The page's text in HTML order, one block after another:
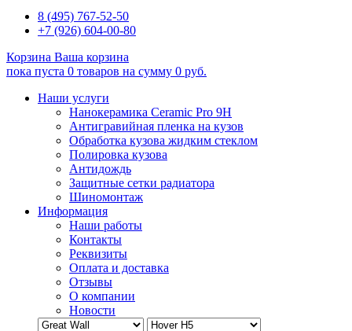
8 (495) 767-52-50
+7 (926) 604-00-80
Корзина Ваша корзина
пока пуста 0 товаров на сумму 0 руб.
Наши услуги
Нанокерамика Ceramic Pro 9H
Антигравийная пленка на кузов
Обработка кузова жидким стеклом
Полировка кузова
Антидождь
Защитные сетки радиатора
Шиномонтаж
Информация
Наши работы
Контакты
Реквизиты
Оплата и доставка
Отзывы
О компании
Новости